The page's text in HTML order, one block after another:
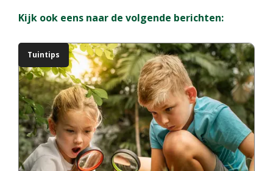
Kijk ook eens naar de volgende berichten:
Tuintips